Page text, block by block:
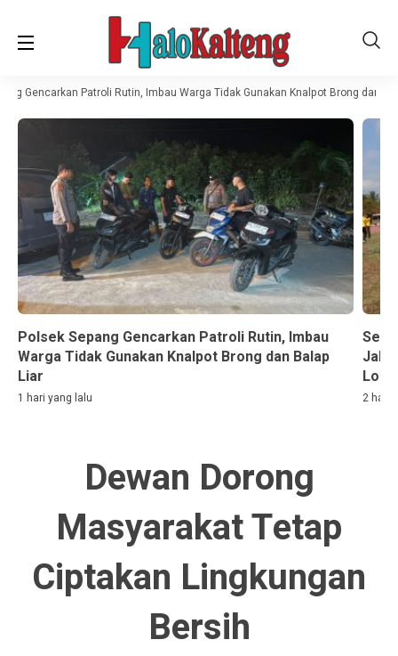
Gencarkan Patroli Rutin, Imbau Warga Tidak Gunakan Knalpot Brong dan
Polsek Sepang Gencarkan Patroli Rutin, Imbau
Warga Tidak Gunakan Knalpot Brong dan Balap
Liar
1 hari yang lalu 2 hari
Dewan Dorong
Masyarakat Tetap
Ciptakan Lingkungan
Bersih